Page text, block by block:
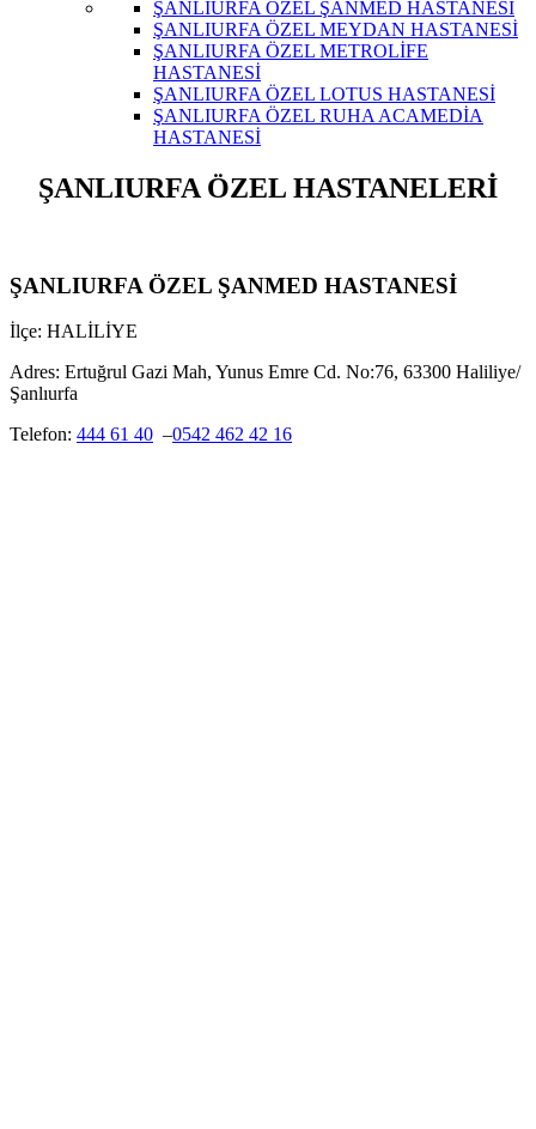
ŞANLIURFA ÖZEL ŞANMED HASTANESİ
ŞANLIURFA ÖZEL MEYDAN HASTANESİ
ŞANLIURFA ÖZEL METROLİFE
HASTANESİ
ŞANLIURFA ÖZEL LOTUS HASTANESİ
ŞANLIURFA ÖZEL RUHA ACAMEDİA
HASTANESİ
ŞANLIURFA ÖZEL HASTANELERİ
ŞANLIURFA ÖZEL ŞANMED HASTANESİ
İlçe: HALİLİYE
Adres: Ertuğrul Gazi Mah, Yunus Emre Cd. No:76, 63300 Haliliye/
Şanlıurfa
Telefon: 444 61 40 –0542 462 42 16